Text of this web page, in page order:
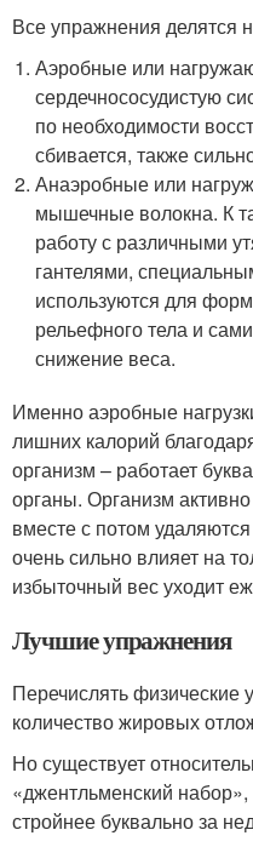
Все упражнения делятся
Аэробные или
сердечнососудистую
по необходимости
сбивается, также
Анаэробные или
мышечные волокна. К
работу с различными
гантелями,
используются для
рельефного тела и
снижение веса.
Именно аэробные
лишних калорий
организм – работает
органы. Организм
вместе с потом
очень сильно влияет на
избыточный вес уходит
Лучшие упражнения
Перечислять
количество жировых
Но существует
«джентльменский набор»,
стройнее буквально за